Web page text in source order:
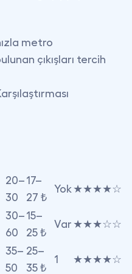
metro
çıkışları tercih
20–
30
17–
27 ₺
Yok★★★★☆
30–
60
15–
25 ₺
Var ★★★☆☆
35–
50
25–
35 ₺
1 ★★★★☆